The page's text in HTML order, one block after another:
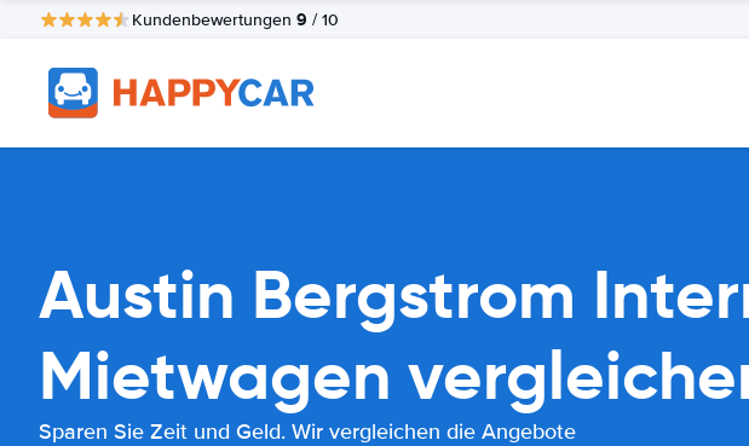
Kundenbewertungen 9 / 10
Austin Bergstrom
Mietwagen
Sparen Sie Zeit und Geld. Wir vergleichen die Angebote